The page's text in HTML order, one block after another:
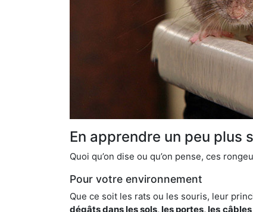
En apprendre un peu plus
Quoi qu’on dise ou qu’on pense, ces
Pour votre environnement
Que ce soit les rats ou les souris, leur
dégâts dans les sols, les portes, les câbles